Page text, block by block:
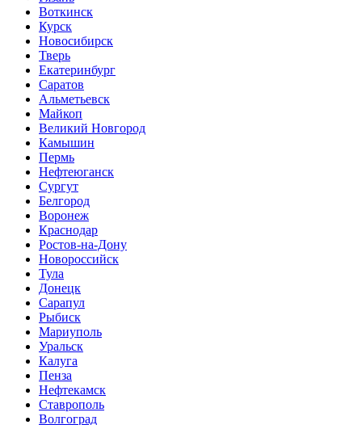
Воткинск
Курск
Новосибирск
Тверь
Екатеринбург
Саратов
Альметьевск
Майкоп
Великий Новгород
Камышин
Пермь
Нефтеюганск
Сургут
Белгород
Воронеж
Краснодар
Ростов-на-Дону
Новороссийск
Тула
Донецк
Сарапул
Рыбиск
Мариуполь
Уральск
Калуга
Пенза
Нефтекамск
Ставрополь
Волгоград